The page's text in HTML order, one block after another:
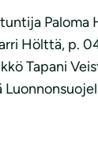
Paloma
Hölttä, p.
Tapani